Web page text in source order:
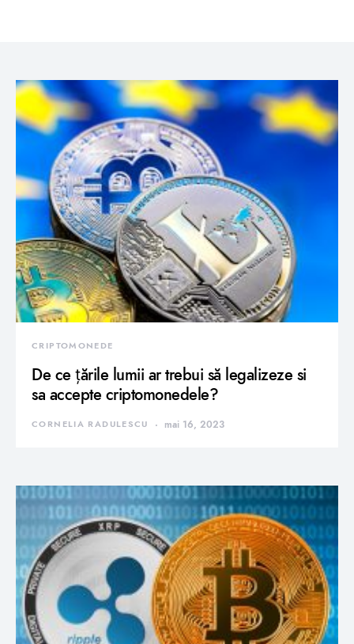
CRIPTOMONEDE
De ce țările lumii ar trebui să legalizeze si
sa accepte criptomonedele?
CORNELIA RADULESCU mai 16, 2023